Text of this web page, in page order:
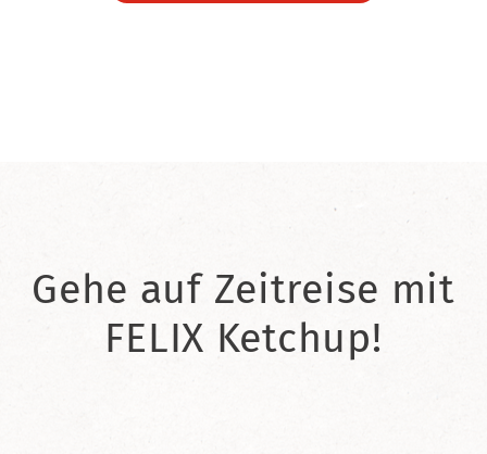
Gehe auf Zeitreise mit
FELIX Ketchup!